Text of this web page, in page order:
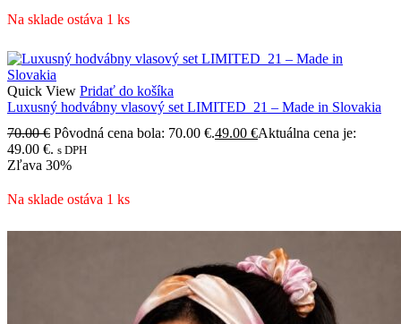
Na sklade ostáva 1 ks
Quick View Pridať do košíka
Luxusný hodvábny vlasový set LIMITED_21 – Made in Slovakia
70.00€ Pôvodná cena bola: 70.00 €.49.00 €Aktuálna cena je:
49.00 €. s DPH
Zľava 30%
Na sklade ostáva 1 ks